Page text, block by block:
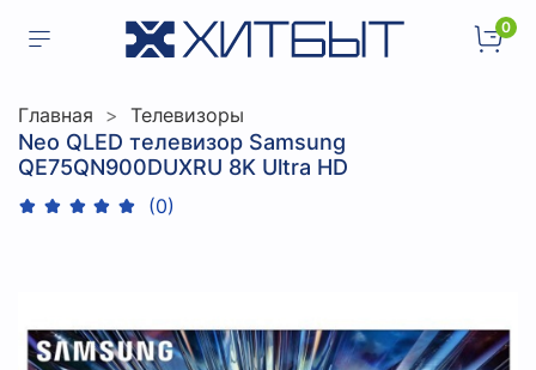
0
Главная Телевизоры
Neo QLED телевизор Samsung
QE75QN900DUXRU 8K Ultra HD
(0)